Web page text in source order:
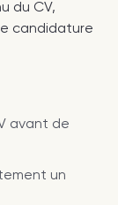
du CV,
candidature
avant de
un